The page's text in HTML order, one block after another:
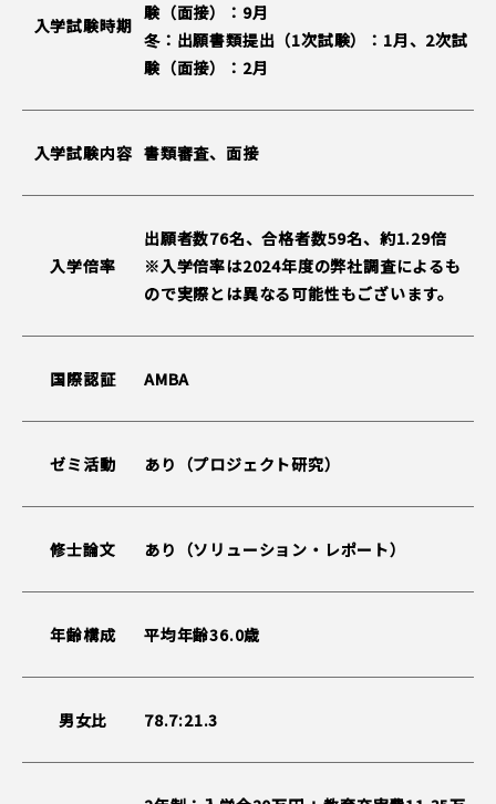
入学試験時期
験（面接）：9月
冬：出願書類提出（1次試験）：1月、2次試
験（面接）：2月
入学試験内容 書類審査、面接
入学倍率
出願者数76名、合格者数59名、約1.29倍
※入学倍率は2024年度の弊社調査によるも
ので実際とは異なる可能性もございます。
国際認証 AMBA
ゼミ活動 あり（プロジェクト研究）
修士論文 あり（ソリューション・レポート）
年齢構成 平均年齢36.0歳
男女比 78.7:21.3